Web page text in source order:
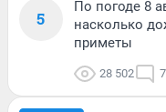
5
По погоде 8
насколько
приметы
28 502 7